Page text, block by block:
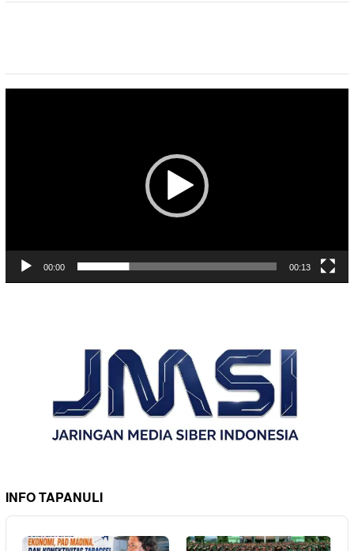
00:00 00:13
INFO TAPANULI